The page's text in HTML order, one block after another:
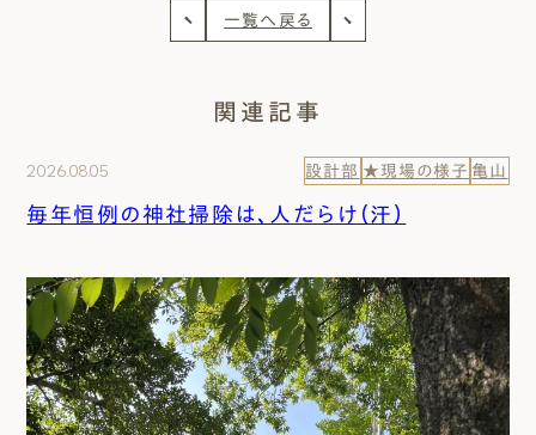
一覧へ戻る
関連記事
2026.08.05 設計部 ★現場の様子 亀山
毎年恒例の神社掃除は、人だらけ（汗）